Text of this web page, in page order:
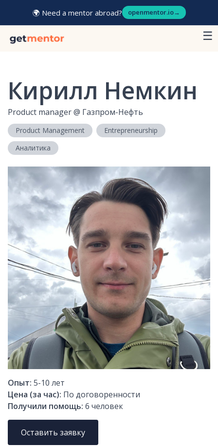
🌍 Need a mentor abroad? openmentor.io→
☰
Кирилл Немкин
Product manager@ Газпром-Нефть
Product Management
Entrepreneurship
Аналитика
Опыт: 5-10 лет
Цена (за час): По договоренности
Получили помощь: 6 человек
Оставить заявку